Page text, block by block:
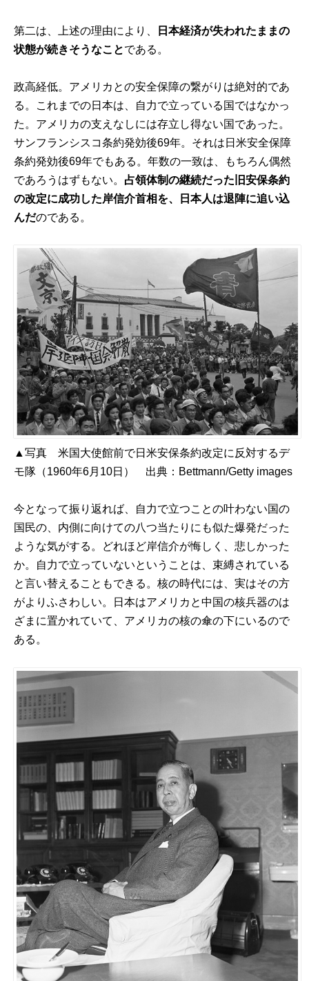
第二は、上述の理由により、
日本経済が失われたままの
状態が続きそうなことである。
政高経低。アメリカとの安全保障の繋がりは絶対的であ
る。これまでの日本は、自力で立っている国ではなかっ
た。アメリカの支えなしには存立し得ない国であった。
サンフランシスコ条約発効後69年。それは日米安全保障
条約発効後69年でもある。年数の一致は、もちろん偶然
であろうはずもない。 占領体制の継続だった旧安保条約
の改定に成功した岸信介首相を、日本人は退陣に追い込
んだのである。
▲写真 米国大使館前で日米安保条約改定に反対するデ
モ隊（1960年6月10日） 出典： Bettmann/Getty images
今となって振り返れば、自力で立つことの叶わない国の
国民の、内側に向けての八つ当たりにも似た爆発だった
ような気がする。どれほど岸信介が悔しく、悲しかった
か。自力で立っていないということは、束縛されている
と言い替えることもできる。核の時代には、実はその方
がよりふさわしい。日本はアメリカと中国の核兵器のは
ざまに置かれていて、アメリカの核の傘の下にいるので
ある。